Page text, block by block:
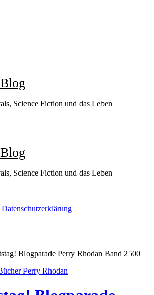
Science Fiction und das Leben
Science Fiction und das Leben
Blogparade Perry Rhodan Band 2500
Perry Rhodan